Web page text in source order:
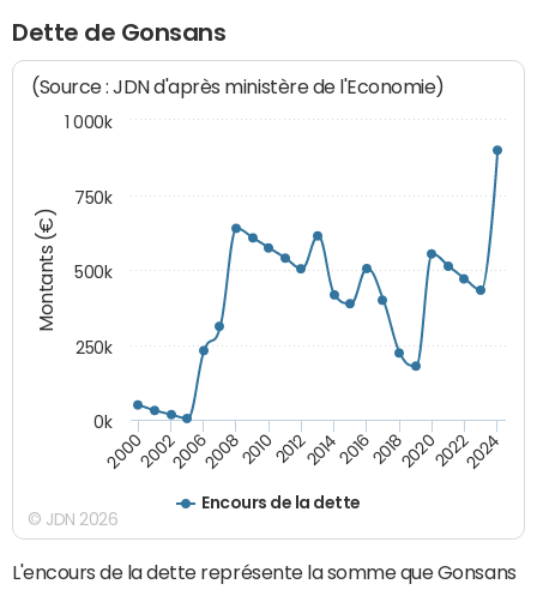
Dette de Gonsans
Montants (€)
(Source : JDN d'après ministère de l'Economie)
Encours de la dette
200020022006200820102012201420162018202020222024
0k
250k
500k
750k
1 000k
© JDN 2026
L'encours de la dette représente la somme que Gonsans